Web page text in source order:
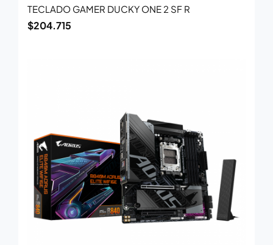
TECLADO GAMER DUCKY ONE 2 SF R
$204.715